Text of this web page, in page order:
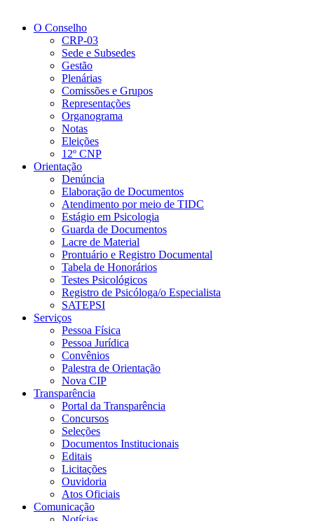
O Conselho
CRP-03
Sede e Subsedes
Gestão
Plenárias
Comissões e Grupos
Representações
Organograma
Notas
Eleições
12º CNP
Orientação
Denúncia
Elaboração de Documentos
Atendimento por meio de TIDC
Estágio em Psicologia
Guarda de Documentos
Lacre de Material
Prontuário e Registro Documental
Tabela de Honorários
Testes Psicológicos
Registro de Psicóloga/o Especialista
SATEPSI
Serviços
Pessoa Física
Pessoa Jurídica
Convênios
Palestra de Orientação
Nova CIP
Transparência
Portal da Transparência
Concursos
Seleções
Documentos Institucionais
Editais
Licitações
Ouvidoria
Atos Oficiais
Comunicação